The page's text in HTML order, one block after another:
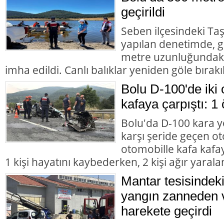
geçirildi
Seben ilçesindeki
yapılan denetimde,
metre
imha edildi. Canlı balıklar yeniden göle
Bolu D-100'de iki
kafaya çarpıştı: 1
Bolu'da D-100 kara
karşı şeride geçen
otomobille kafa
1 kişi hayatını kaybederken, 2 kişi ağır
Mantar
yangın
harekete geçirdi